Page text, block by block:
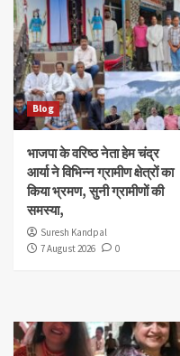
Blog
भाजपा के वरिष्ठ नेता हेम चंद्र
आर्या ने विभिन्न ग्रामीण क्षेत्रों का
किया भ्रमण, सुनी ग्रामीणों की
समस्या,
Suresh Kandpal
7 August 2026
0